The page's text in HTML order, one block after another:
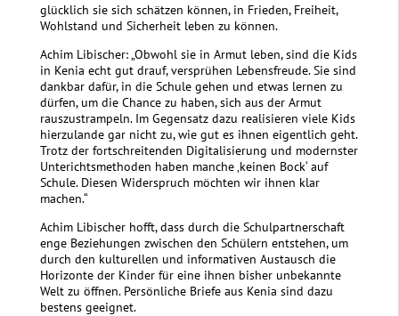
glücklich sie sich schätzen können, in Frieden, Freiheit,
Wohlstand und Sicherheit leben zu können.
Achim Libischer: „Obwohl sie in Armut leben, sind die Kids
in Kenia echt gut drauf, versprühen Lebensfreude. Sie sind
dankbar dafür, in die Schule gehen und etwas lernen zu
dürfen, um die Chance zu haben, sich aus der Armut
rauszustrampeln. Im Gegensatz dazu realisieren viele Kids
hierzulande gar nicht zu, wie gut es ihnen eigentlich geht.
Trotz der fortschreitenden Digitalisierung und modernster
Unterichtsmethoden haben manche ‚keinen Bock‘ auf
Schule. Diesen Widerspruch möchten wir ihnen klar
machen.“
Achim Libischer hofft, dass durch die Schulpartnerschaft
enge Beziehungen zwischen den Schülern entstehen, um
durch den kulturellen und informativen Austausch die
Horizonte der Kinder für eine ihnen bisher unbekannte
Welt zu öffnen. Persönliche Briefe aus Kenia sind dazu
bestens geeignet.